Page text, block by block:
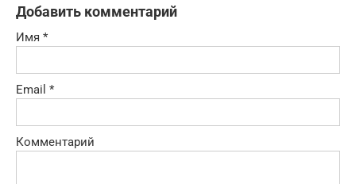
Добавить комментарий
Имя *
Email *
Комментарий